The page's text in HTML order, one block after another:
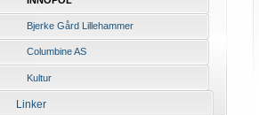
Bjerke Gård Lillehammer
Columbine AS
Kultur
Linker